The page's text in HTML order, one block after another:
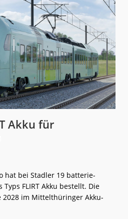
Akku für
hat bei Stadler 19 batterie-
FLIRT Akku bestellt. Die
2028 im Mittelthüringer Akku-